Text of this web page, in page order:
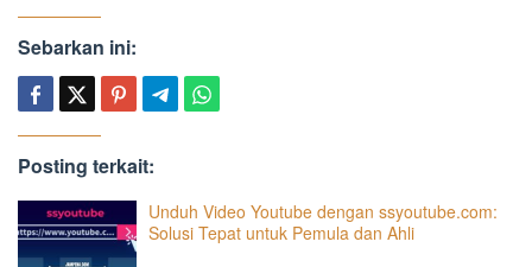
Sebarkan ini:
Posting terkait:
Unduh Video Youtube dengan ssyoutube.com:
Solusi Tepat untuk Pemula dan Ahli